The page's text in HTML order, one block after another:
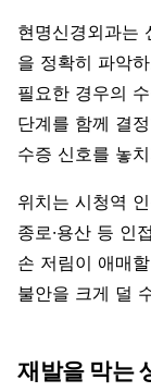
현명신경외과는
을 정확히 파악
필요한 경우의
단계를 함께 결
수증 신호를 놓
위치는 시청역
종로·용산 등 인
손 저림이 애매
불안을 크게 덜
재발을 막는